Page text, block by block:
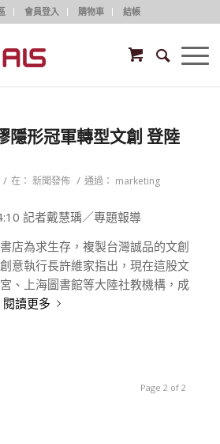
會員登入 購物車 結帳
隱形冠軍轉型文創 登陸
/ 在： 新聞發佈 / 通過： marketing
記者戴慧瑀／專題報導
店為求生存，複製台灣誠品的文創
意執行長許維家指出，現在這股文
、上海圖書館等大陸社教機構，成
閱讀更多
Page 2 of 2